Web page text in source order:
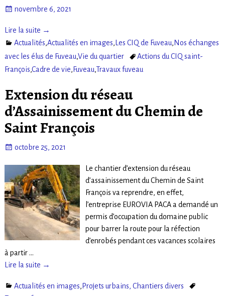
novembre 6, 2021
Lire la suite →
Actualités,Actualités en images, Les CIQ de Fuveau, Nos échanges
avec les élus de Fuveau,Vie du quartier
Actions du CIQ saint-
François,Cadre de vie, Fuveau,Travaux fuveau
Extension du réseau
d’Assainissement du Chemin de
Saint François
octobre 25, 2021
Le chantier d’extension du réseau
d’assainissement du Chemin de Saint
François va reprendre, en effet,
l’entreprise EUROVIA PACA a demandé un
permis d’occupation du domaine public
pour barrer la route pour la réfection
d’enrobés pendant ces vacances scolaires
à partir…
Lire la suite →
Actualités en images, Projets urbains, Chantiers divers